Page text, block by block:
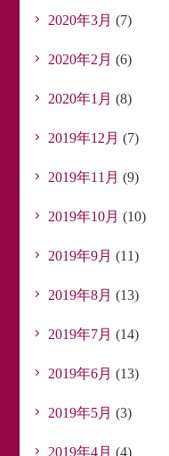
2020年3月 (7)
2020年2月 (6)
2020年1月 (8)
2019年12月 (7)
2019年11月 (9)
2019年10月 (10)
2019年9月 (11)
2019年8月 (13)
2019年7月 (14)
2019年6月 (13)
2019年5月 (3)
2019年4月 (4)